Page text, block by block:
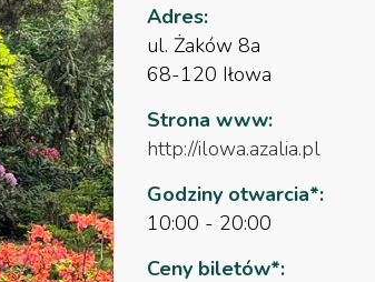
Adres:
ul. Żaków 8a
68-120 Iłowa
Strona www:
http://ilowa.azalia.pl
Godziny otwarcia*:
10:00 - 20:00
Ceny biletów*: